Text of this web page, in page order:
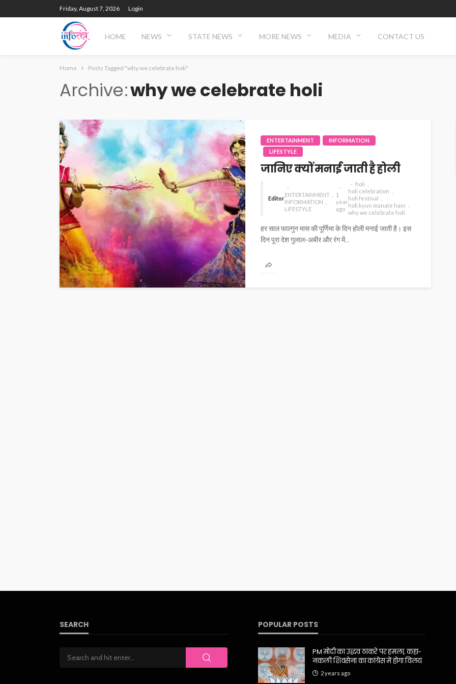
Friday, August 7, 2026 Login
HOME NEWS STATE NEWS MORE NEWS MEDIA CONTACT US
Home Posts Tagged "why we celebrate holi"
Archive why we celebrate holi
ENTERTAINMENT
INFORMATION
LIFESTYLE
जानिए क्यों मनाई जाती है होली
Editor
ENTERTAINMENT
INFORMATION
LIFESTYLE
1
year
ago
holi
holi celebration
holi festival
holi kyun manate hain
why we celebrate holi
हर साल फाल्गुन मास की पूर्णिमा के दिन होली मनाई जाती है। इस
दिन पूरा देश गुलाल-अबीर और रंग में...
SEARCH POPULAR POSTS
PM मोदी का उद्धव ठाकरे पर हमला, कहा-
नकली शिवसेना का कांग्रेस में होगा विलय
2 years ago